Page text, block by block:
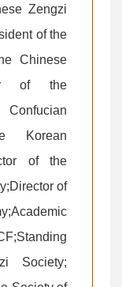
Zengzi
of the
Chinese
of the
Korean
of the
of
Society;